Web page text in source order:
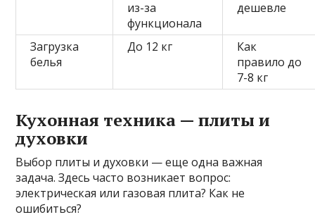
из-за
функционала
дешевле
Загрузка
белья
До 12 кг
Как
правило до
7-8 кг
Кухонная техника — плиты и
духовки
Выбор плиты и духовки — еще одна важная
задача. Здесь часто возникает вопрос:
электрическая или газовая плита? Как не
ошибиться?